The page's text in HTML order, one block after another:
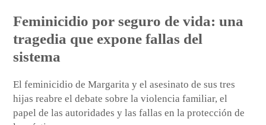
Feminicidio por seguro de vida: una
tragedia que expone fallas del
sistema
El feminicidio de Margarita y el asesinato de sus tres
hijas reabre el debate sobre la violencia familiar, el
papel de las autoridades y las fallas en la protección de